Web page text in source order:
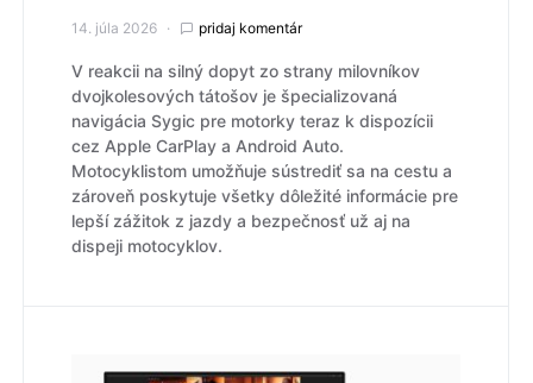
14. júla 2026 pridaj komentár
V reakcii na silný dopyt zo strany milovníkov
dvojkolesových tátošov je špecializovaná
navigácia Sygic pre motorky teraz k dispozícii
cez Apple CarPlay a Android Auto.
Motocyklistom umožňuje sústrediť sa na cestu a
zároveň poskytuje všetky dôležité informácie pre
lepší zážitok z jazdy a bezpečnosť už aj na
dispeji motocyklov.